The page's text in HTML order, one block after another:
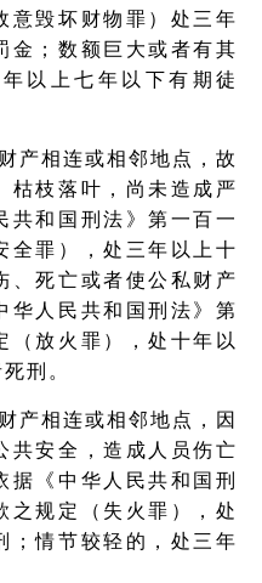
意毁坏财物罪）处三年
金；数额巨大或者有其
以上七年以下有期徒
产相连或相邻地点，故
枯枝落叶，尚未造成严
共和国刑法》第一百一
全罪），处三年以上十
、死亡或者使公私财产
华人民共和国刑法》第
（放火罪），处十年以
刑。
产相连或相邻地点，因
共安全，造成人员伤亡
据《中华人民共和国刑
之规定（失火罪），处
；情节较轻的，处三年